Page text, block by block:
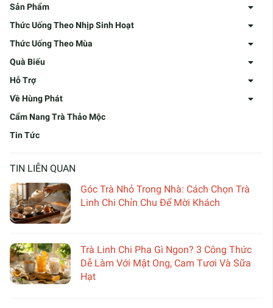
Sản Phẩm
Thức Uống Theo Nhịp Sinh Hoạt
Thức Uống Theo Mùa
Quà Biếu
Hỗ Trợ
Về Hùng Phát
Cẩm Nang Trà Thảo Mộc
Tin Tức
TIN LIÊN QUAN
Góc Trà Nhỏ Trong Nhà: Cách Chọn Trà
Linh Chi Chỉn Chu Để Mời Khách
Trà Linh Chi Pha Gì Ngon? 3 Công Thức
Dễ Làm Với Mật Ong, Cam Tươi Và Sữa
Hạt